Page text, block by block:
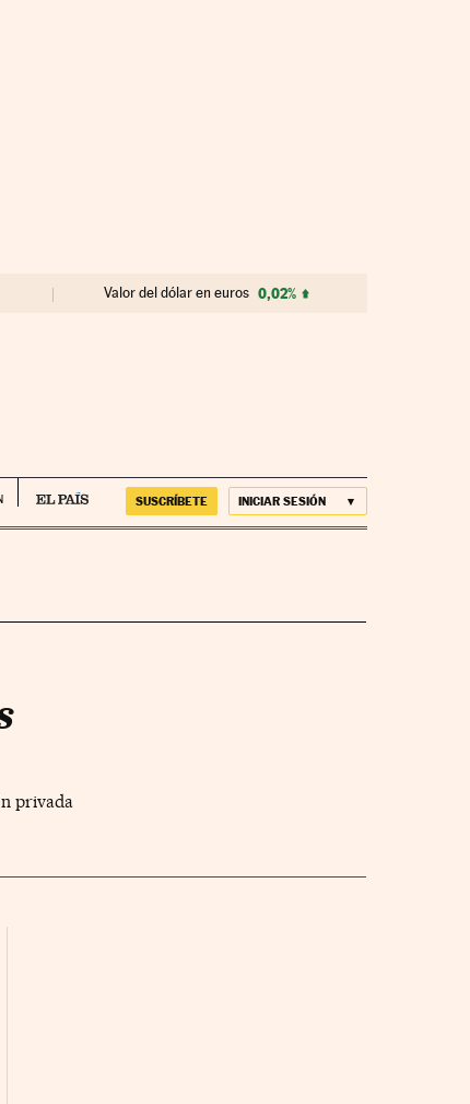
Valor del dólar en euros 0,02%
SUSCRÍBETE INICIAR SESIÓN
privada